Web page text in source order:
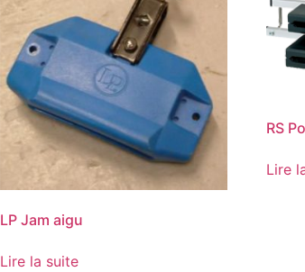
LP Jam aigu
Lire la suite
RS
Lire